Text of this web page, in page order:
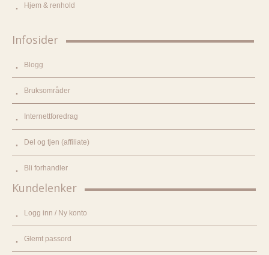
Hjem & renhold
Infosider
Blogg
Bruksområder
Internettforedrag
Del og tjen (affiliate)
Bli forhandler
Kundelenker
Logg inn / Ny konto
Glemt passord